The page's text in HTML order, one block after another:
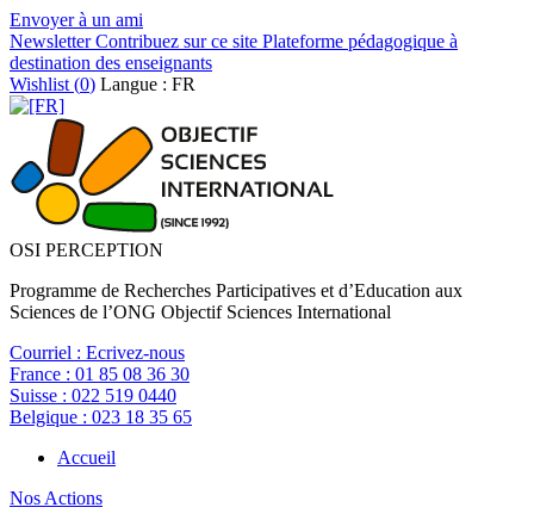
Envoyer à un ami
NewsletterContribuez sur ce site Plateforme pédagogique à
destination des enseignants
Wishlist (0) Langue : FR
OSI PERCEPTION
Programme de Recherches Participatives et d’Education aux
Sciences de l’ONG Objectif Sciences International
Courriel : Ecrivez-nous
France : 01 85 08 36 30
Suisse : 022 519 0440
Belgique : 023 18 35 65
Accueil
Nos Actions